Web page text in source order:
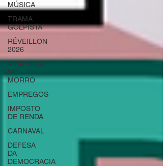
MÚSICA
TRAMA
GOLPISTA
RÉVEILLON
2026
VIDA NOVA
NO
MORRO
EMPREGOS
IMPOSTO
DE RENDA
CARNAVAL
DEFESA
DA
DEMOCRACIA